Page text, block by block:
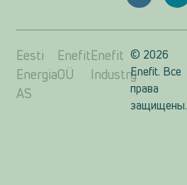
Eesti
Energia
AS
Enefit
OÜ
Enefit
Industry
© 2026
Enefit. Все
права
защищены.